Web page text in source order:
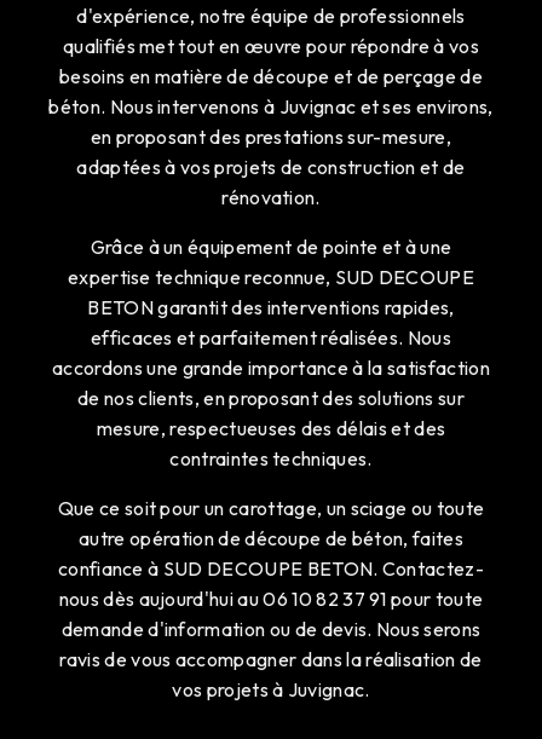
d'expérience, notre équipe de professionnels
qualifiés met tout en œuvre pour répondre à vos
besoins en matière de découpe et de perçage de
béton. Nous intervenons à Juvignac et ses environs,
en proposant des prestations sur-mesure,
adaptées à vos projets de construction et de
rénovation.
Grâce à un équipement de pointe et à une
expertise technique reconnue, SUD DECOUPE
BETON garantit des interventions rapides,
efficaces et parfaitement réalisées. Nous
accordons une grande importance à la satisfaction
de nos clients, en proposant des solutions sur
mesure, respectueuses des délais et des
contraintes techniques.
Que ce soit pour un carottage, un sciage ou toute
autre opération de découpe de béton, faites
confiance à SUD DECOUPE BETON. Contactez-
nous dès aujourd'hui au 06 10 82 37 91 pour toute
demande d'information ou de devis. Nous serons
ravis de vous accompagner dans la réalisation de
vos projets à Juvignac.